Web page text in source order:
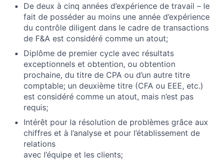
De deux à cinq années d’expérience de travail – le
fait de posséder au moins une année d’expérience
du contrôle diligent dans le cadre de transactions
de F&A est considéré comme un atout;
Diplôme de premier cycle avec résultats
exceptionnels et obtention, ou obtention
prochaine, du titre de CPA ou d’un autre titre
comptable; un deuxième titre (CFA ou EEE, etc.)
est considéré comme un atout, mais n’est pas
requis;
Intérêt pour la résolution de problèmes grâce aux
chiffres et à l’analyse et pour l’établissement de
relations
avec l’équipe et les clients;